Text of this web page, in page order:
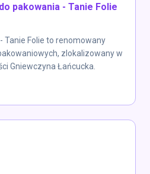
pakowania - Tanie Folie
Tanie Folie to renomowany
zlokalizowany w
Gniewczyna Łańcucka.